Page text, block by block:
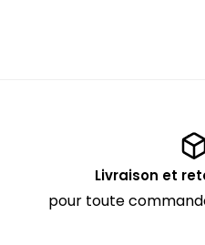
Livraison et
pour toute